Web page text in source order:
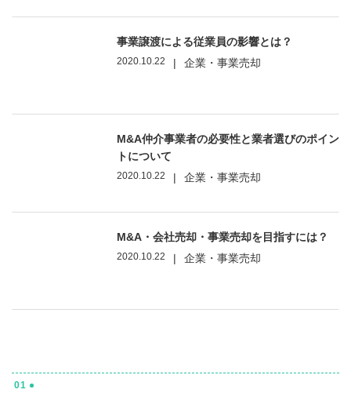
事業譲渡による従業員の影響とは？
2020.10.22 | 企業・事業売却
M&A仲介事業者の必要性と業者選びのポイン
トについて
2020.10.22 | 企業・事業売却
M&A・会社売却・事業売却を目指すには？
2020.10.22 | 企業・事業売却
01